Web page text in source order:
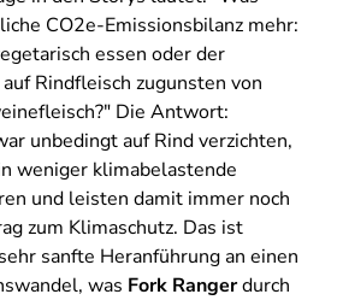
CO2e-Emissionsbilanz mehr:
essen oder der
Rindfleisch zugunsten von
Die Antwort:
unbedingt auf Rind verzichten,
weniger klimabelastende
und leisten damit immer noch
zum Klimaschutz. Das ist
sanfte Heranführung an einen
was Fork Rangerdurch